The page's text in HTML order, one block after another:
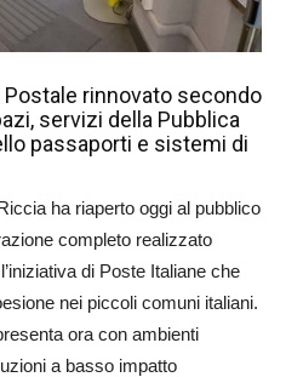
Postale rinnovato secondo
servizi della Pubblica
passaporti e sistemi di
ha riaperto oggi al pubblico
completo realizzato
di Poste Italiane che
nei piccoli comuni italiani.
ora con ambienti
a basso impatto